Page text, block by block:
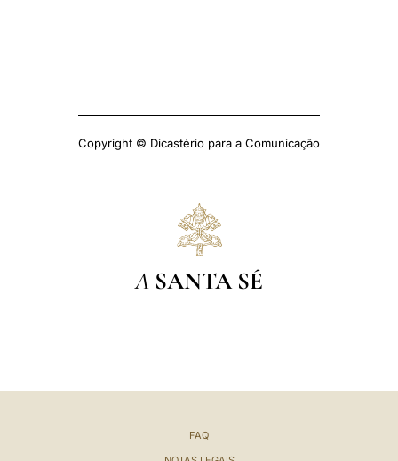
Copyright © Dicastério para a Comunicação
A SANTA SÉ
FAQ